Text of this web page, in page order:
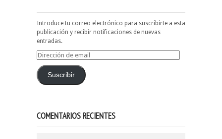
Introduce tu correo electrónico para suscribirte a esta
publicación y recibir notificaciones de nuevas
entradas.
Dirección
emailSuscribir
COMENTARIOS RECIENTES